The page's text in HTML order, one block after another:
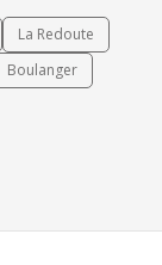
La Redoute
Boulanger